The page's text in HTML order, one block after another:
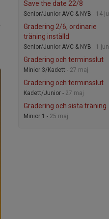
Save the date 22/8
Senior/Junior AVC & NYB - 14 jul
Gradering 2/6, ordinarie
träning inställd
Senior/Junior AVC & NYB - 1 jun
Gradering och terminsslut
Minior 3/Kadett - 27 maj
Gradering och terminsslut
Kadett/Junior - 27 maj
Gradering och sista träning
Minior 1 - 25 maj